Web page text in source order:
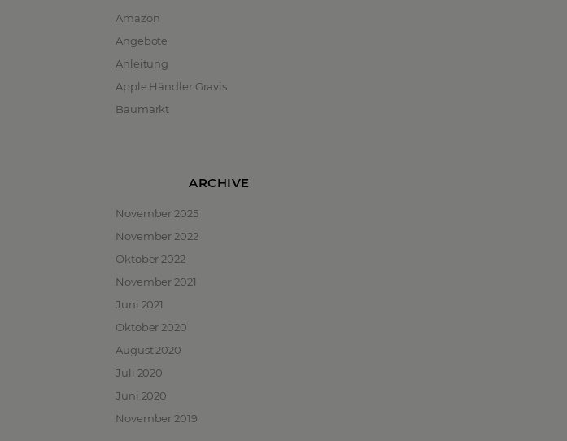
Amazon
Angebote
Anleitung
Apple Händler Gravis
Baumarkt
ARCHIVE
November 2025
November 2022
Oktober 2022
November 2021
Juni 2021
Oktober 2020
August 2020
Juli 2020
Juni 2020
November 2019